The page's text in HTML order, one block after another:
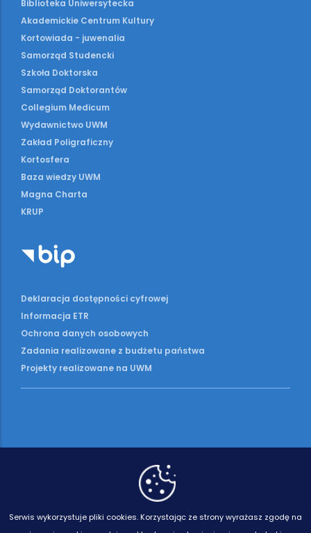
Biblioteka Uniwersytecka
Akademickie Centrum Kultury
Kortowiada - juwenalia
Samorząd Studencki
Szkoła Doktorska
Samorząd Doktorantów
Collegium Medicum
Wydawnictwo UWM
Zakład Poligraficzny
Kortosfera
Baza wiedzy UWM
Magna Charta
KRUP
Deklaracja dostępności cyfrowej
Informacja ETR
Ochrona danych osobowych
Zadania realizowane z budżetu państwa
Projekty realizowane na UWM
Serwis wykorzystuje pliki cookies. Korzystając ze strony wyrażasz zgodę na